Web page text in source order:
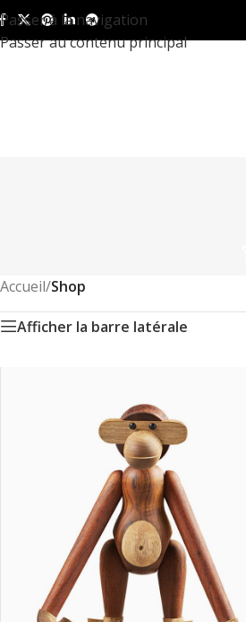
Passer à la navigation
Passer au contenu principal
Accueil/Shop
Afficher la barre latérale